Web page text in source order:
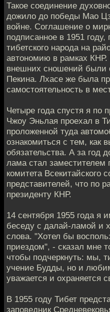
Такое соединение
дожило до победы Мао
войне. Соглашение о
подписанное в 1951
тибетского народа на
автономию в рамках
внешних сношений были
Пекина. Лхасе же была
самостоятельность в
Четыре года спустя я по
Чжоу Эньлая проехал в
проложенной туда
ознакомиться с тем, как
обязательства. А за год
лама стал заместителем
комитета Всекитайского
представителей, что по
президенту КНР.
14 сентября 1955 года я
беседу с далай-ламой и
слова. "Хотел бы
приездом", - сказал мне
чтобы подчеркнуть: мы,
учение Будды, но и
уважается и охраняется
В 1955 году Тибет
заповедник